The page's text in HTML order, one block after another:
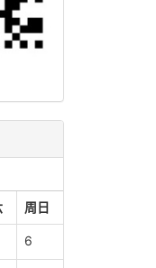
周日
6